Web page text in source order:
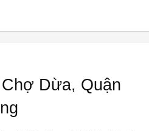
Dừa, Quận